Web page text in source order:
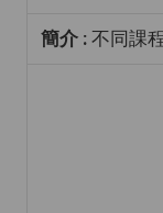
簡介 : 不同課